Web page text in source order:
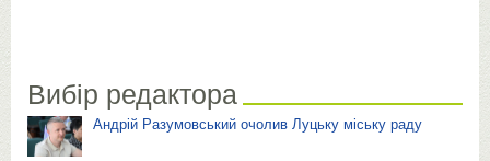
Вибір редактора
Андрій Разумовський очолив Луцьку міську раду